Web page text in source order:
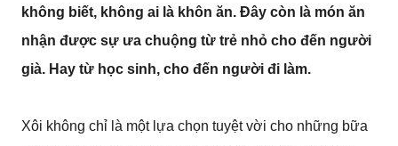
không biết, không ai là khôn ăn. Đây còn là món ăn
nhận được sự ưa chuộng từ trẻ nhỏ cho đến người
già. Hay từ học sinh, cho đến người đi làm.
Xôi không chỉ là một lựa chọn tuyệt vời cho những bữa